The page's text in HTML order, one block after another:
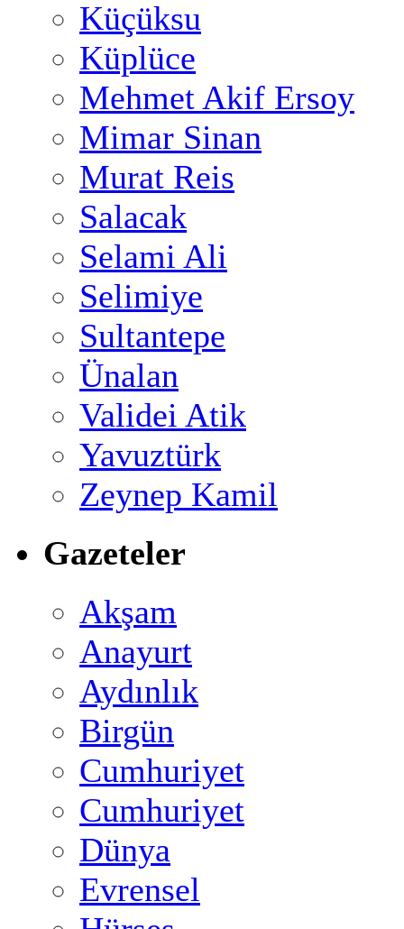
Küçüksu
Küplüce
Mehmet Akif Ersoy
Mimar Sinan
Murat Reis
Salacak
Selami Ali
Selimiye
Sultantepe
Ünalan
Validei Atik
Yavuztürk
Zeynep Kamil
Gazeteler
Akşam
Anayurt
Aydınlık
Birgün
Cumhuriyet
Cumhuriyet
Dünya
Evrensel